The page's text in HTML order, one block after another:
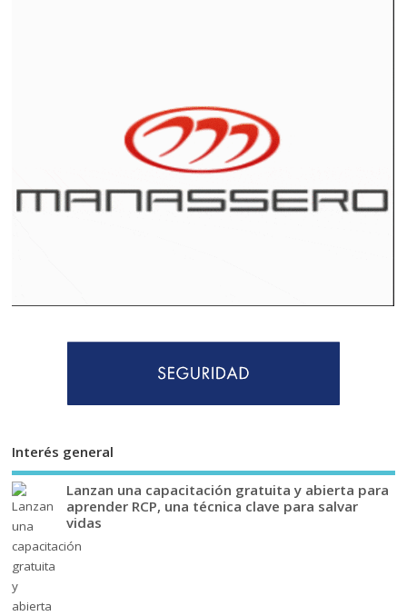
Interés general
Lanzan una capacitación gratuita y abierta para
aprender RCP, una técnica clave para salvar
vidas